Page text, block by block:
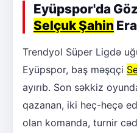
Eyüpspor'da
Selçuk Şahin
Trendyol Süper Ligdə
Eyüpspor, baş məşqçi
ayırıb. Son səkkiz
qazanan, iki heç-heçə
olan komanda, turnir